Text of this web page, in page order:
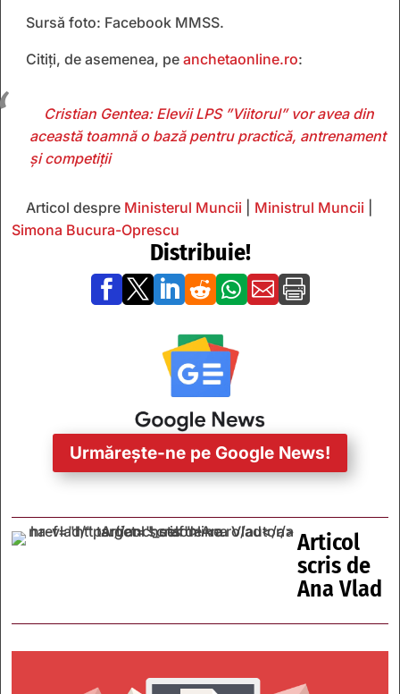
Sursă foto: Facebook MMSS.
Citiți, de asemenea, pe anchetaonline.ro:
Cristian Gentea: Elevii LPS ”Viitorul” vor avea din
această toamnă o bază pentru practică, antrenament
și competiții
Articol despre Ministerul Muncii Ministrul Muncii
Simona Bucura-Oprescu
Distribuie!
      
Urmărește-ne pe Google News!
Articol
scris de
Ana Vlad